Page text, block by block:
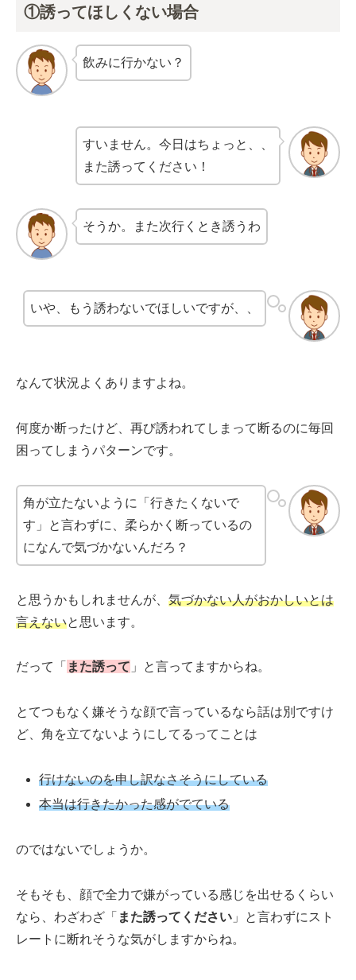
①誘ってほしくない場合
飲みに行かない？
すいません。今日はちょっと、、
また誘ってください！
そうか。また次行くとき誘うわ
いや、もう誘わないでほしいですが、、
なんて状況よくありますよね。
何度か断ったけど、再び誘われてしまって断るのに毎回
困ってしまうパターンです。
角が立たないように「行きたくないで
す」と言わずに、柔らかく断っているの
になんで気づかないんだろ？
と思うかもしれませんが、 気づかない人がおかしいとは
言えないと思います。
だって「 また誘って 」と言ってますからね。
とてつもなく嫌そうな顔で言っているなら話は別ですけ
ど、角を立てないようにしてるってことは
行けないのを申し訳なさそうにしている
本当は行きたかった感がでている
のではないでしょうか。
そもそも、顔で全力で嫌がっている感じを出せるくらい
なら、わざわざ「 また誘ってください 」と言わずにスト
レートに断れそうな気がしますからね。